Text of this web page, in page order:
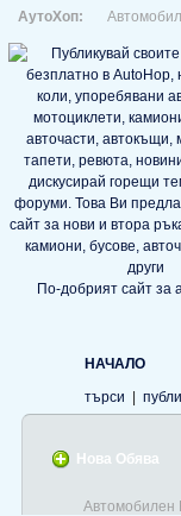
АутоХоп:
По-добрият сайт за
НАЧАЛО
търси
Нова Обява
Автомобилен